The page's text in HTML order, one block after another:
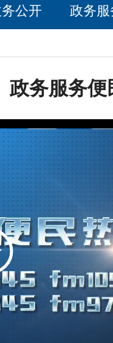
公开 政务服
政务服务